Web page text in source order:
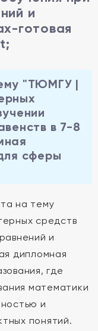
и
готовая
"ТЮМГУ |
в 7-8
сферы
на тему
средств
и
дипломная
где
математики
и
понятий.